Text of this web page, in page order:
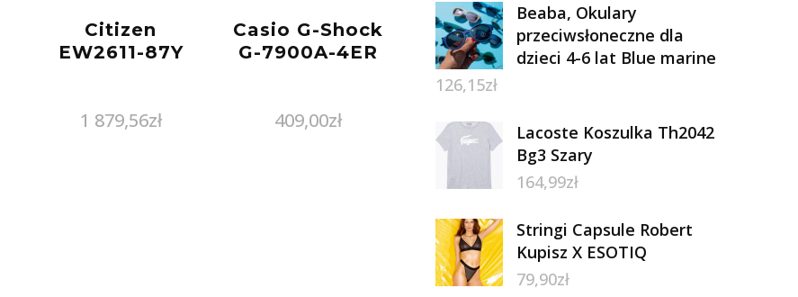
Citizen
EW2611-87Y
1 879,56zł
Casio G-Shock
G-7900A-4ER
409,00zł
Beaba, Okulary
przeciwsłoneczne dla
dzieci 4-6 lat Blue marine
126,15zł
Lacoste Koszulka Th2042
Bg3 Szary
164,99zł
Stringi Capsule Robert
Kupisz X ESOTIQ
79,90zł